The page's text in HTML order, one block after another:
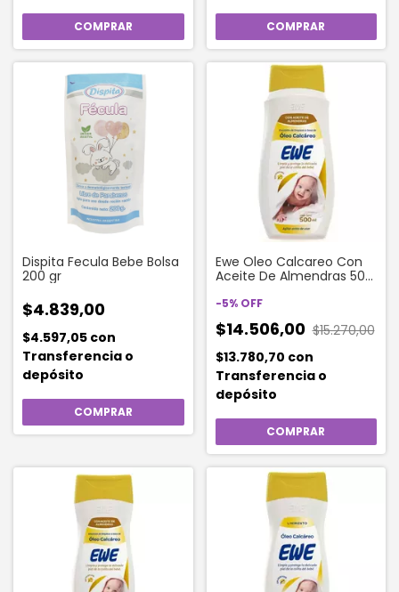
Dispita Fecula Bebe Bolsa
200 gr
$4.839,00
$4.597,05 con
Transferencia o
depósito
Ewe Oleo Calcareo Con
Aceite De Almendras 500
-5% OFF
$14.506,00 $15.270,00
$13.780,70 con
Transferencia o
depósito